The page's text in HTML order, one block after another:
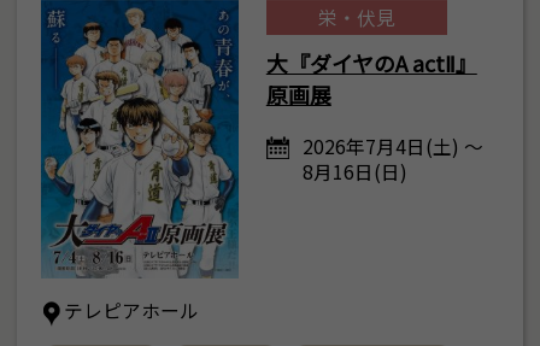
栄・伏見
大『ダイヤのA actⅡ』
原画展
2026年7月4日(土) ～
8月16日(日)
テレピアホール